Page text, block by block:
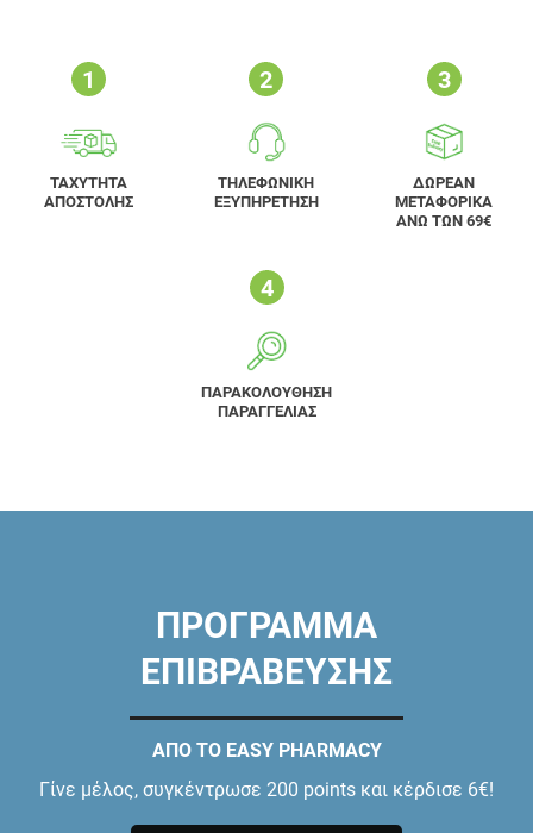
ΤΑΧΥΤΗΤΑ
ΑΠΟΣΤΟΛΗΣ
ΤΗΛΕΦΩΝΙΚΗ
ΕΞΥΠΗΡΕΤΗΣΗ
ΔΩΡΕΑΝ
ΜΕΤΑΦΟΡΙΚΑ
ΑΝΩ ΤΩΝ 69€
ΠΑΡΑΚΟΛΟΥΘΗΣΗ
ΠΑΡΑΓΓΕΛΙΑΣ
ΠΡΟΓΡΑΜΜΑ
ΕΠΙΒΡΑΒΕΥΣΗΣ
ΑΠΟ ΤΟ EASY PHARMACY
Γίνε μέλος, συγκέντρωσε 200 points και κέρδισε 6€!